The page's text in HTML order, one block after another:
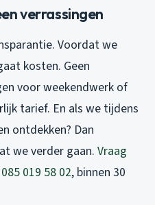
verrassingen
Voordat we
kosten. Geen
voor weekendwerk of
tarief. En als we tijdens
ontdekken? Dan
we verder gaan. Vraag
019 58 02, binnen 30